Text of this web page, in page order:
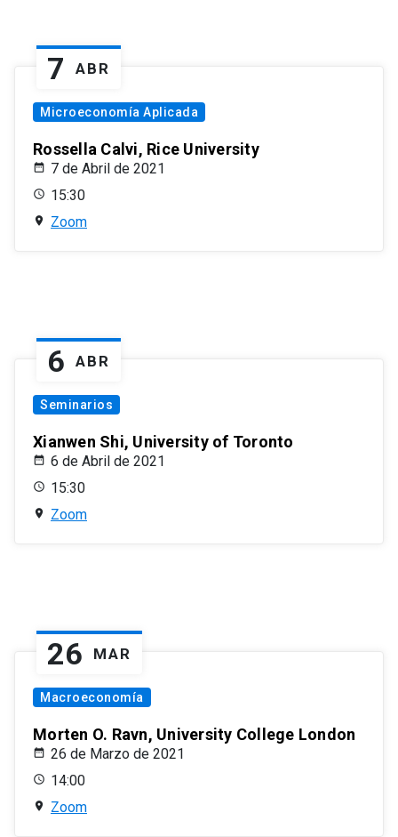
7 ABR
Microeconomía Aplicada
Rossella Calvi, Rice University
7 de Abril de 2021
15:30
Zoom
6 ABR
Seminarios
Xianwen Shi, University of Toronto
6 de Abril de 2021
15:30
Zoom
26 MAR
Macroeconomía
Morten O. Ravn, University College London
26 de Marzo de 2021
14:00
Zoom